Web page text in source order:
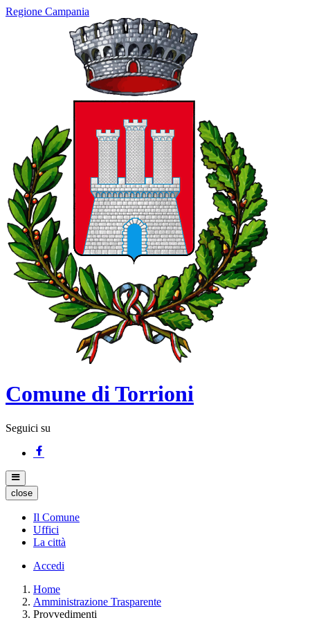
Regione Campania
Comune di Torrioni
Seguici su
close
Il Comune
Uffici
La città
Accedi
Home
Amministrazione Trasparente
Provvedimenti